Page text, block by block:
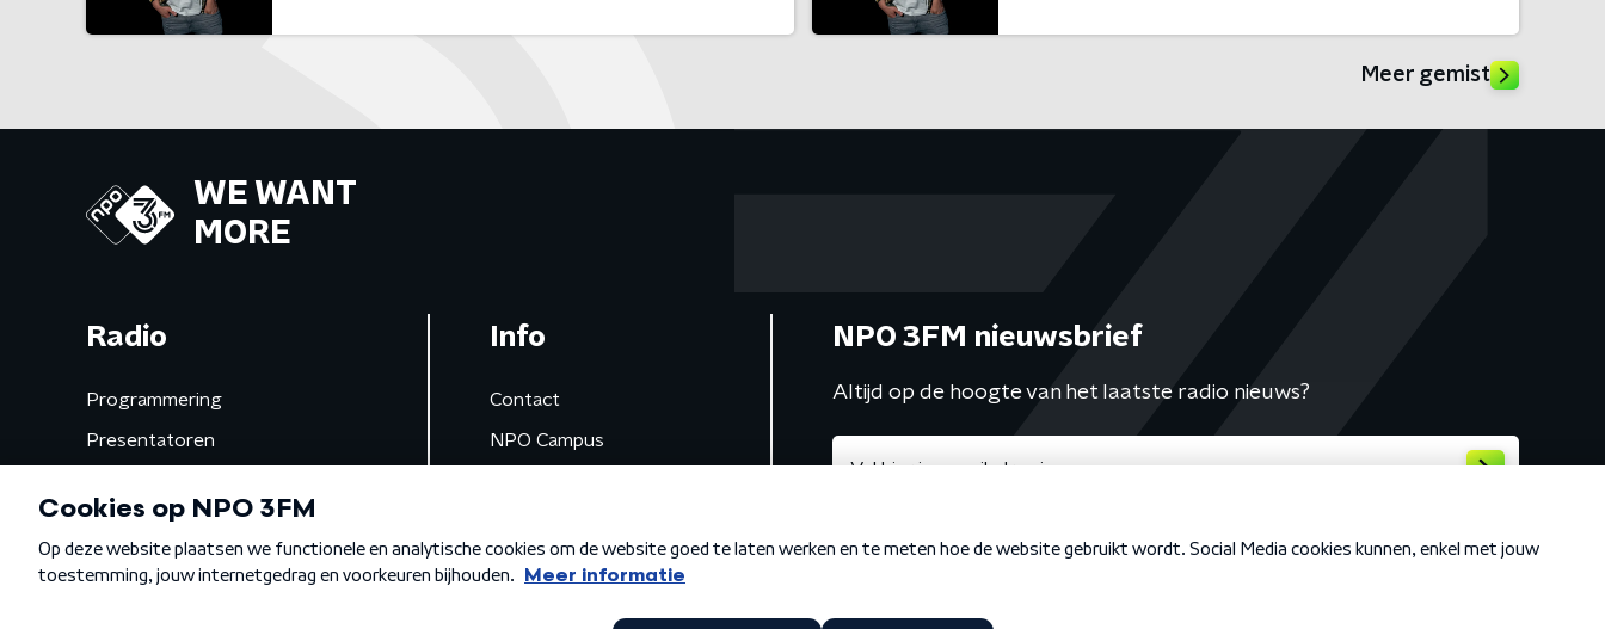
Meer gemist
WE WANT
MORE
Radio
Programmering
Presentatoren
Gemist
Info
Contact
NPO Campus
NPO 3FM nieuwsbrief
Altijd op de hoogte van het laatste radio nieuws?
Algemene voorwaarden Privacybeleid